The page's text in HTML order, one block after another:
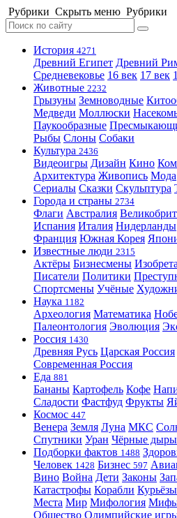
Рубрики Скрыть меню Рубрики
История 4271
Древний Египет Древний
Средневековье 16 век 17 век
Животные 2232
Грызуны Земноводные
Медведи Моллюски
Паукообразные
Рыбы Слоны Собаки
Культура 2436
Видеоигры Дизайн Кино
Архитектура Живопись Мода
Сериалы Сказки Скульптура
Города и страны 2734
Флаги Австралия
Испания Италия Нидерланды
Франция Южная Корея
Известные люди 2315
Актёры Бизнесмены
Писатели Политики
Спортсмены Учёные
Наука 1182
Археология Математика
Палеонтология Эволюция
Россия 1430
Древняя Русь Царская Россия
Современная Россия
Еда 881
Бананы Картофель Кофе
Сладости Фастфуд Фрукты
Космос 447
Венера Земля Луна МКС
Спутники Уран Чёрные дыры
Подборки фактов 1488
Человек 1428 Бизнес 597
Вино Война Дети Законы
Катастрофы Корабли Курьёзы
Места Мир Мифология
Общество Олимпийские